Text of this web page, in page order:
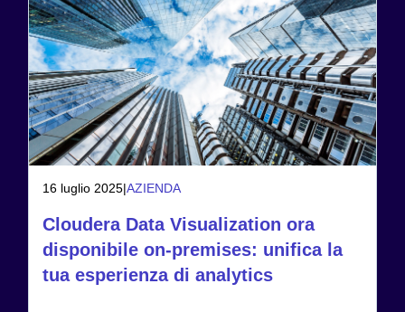
16 luglio 2025|AZIENDA
Cloudera Data Visualization ora
disponibile on-premises: unifica la
tua esperienza di analytics